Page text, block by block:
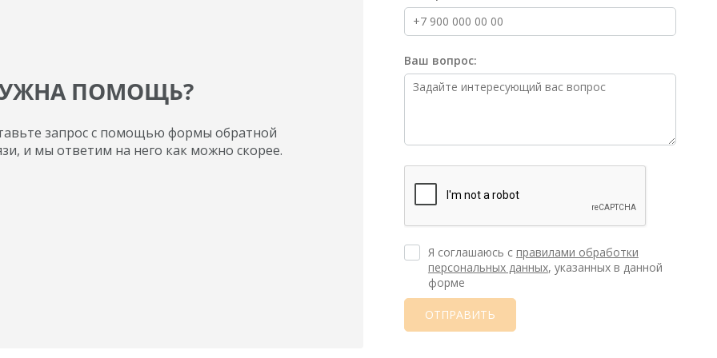
ПОМОЩЬ?
запрос с помощью формы обратной
и мы ответим на него как можно скорее.
Ваш вопрос:
Я соглашаюсь с правилами обработки
персональных данных, указанных в данной
форме
ОТПРАВИТЬ